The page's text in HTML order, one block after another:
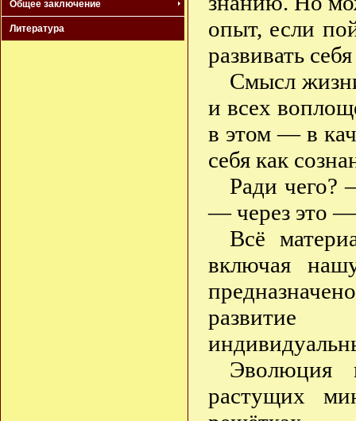
Общее заключение
Литература
опыт, если
развивать
Смысл
и всех
в этом — в
себя как
Ради чего?
— через это
Всё
включая
развитие
Эволюция
растущих